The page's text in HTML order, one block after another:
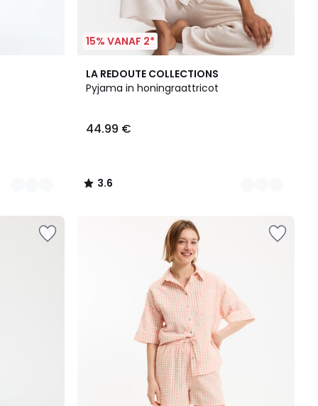
15% VANAF 2*
LA REDOUTE COLLECTIONS
Pyjama in honingraattricot
44.99 €
3.6
/ 5
2
Kleuren
3.6
/